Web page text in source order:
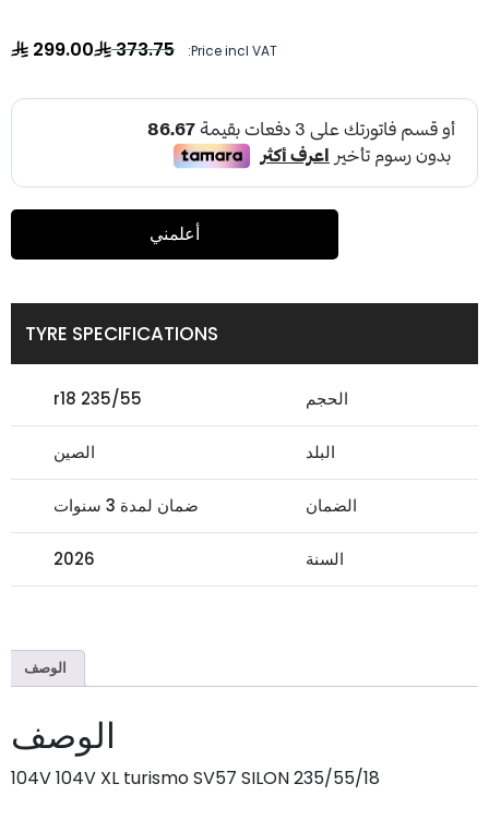
Price incl VAT:
373.75
299.00
أعلمني
TYRE SPECIFICATIONS
الحجم 235/55 r18
البلد الصين
الضمان ضمان لمدة 3 سنوات
السنة 2026
الوصف
الوصف
235/55/18 104V 104V XL turismo SV57 SILON